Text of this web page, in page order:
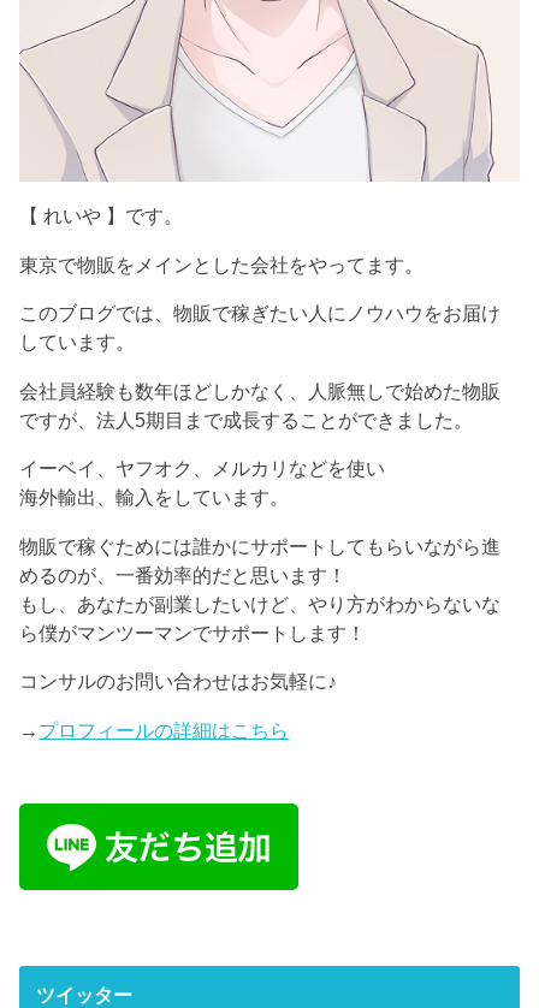
【 れいや 】です。
東京で物販をメインとした会社をやってます。
このブログでは、物販で稼ぎたい人にノウハウをお届け
しています。
会社員経験も数年ほどしかなく、人脈無しで始めた物販
ですが、法人5期目まで成長することができました。
イーベイ、ヤフオク、メルカリなどを使い
海外輸出、輸入をしています。
物販で稼ぐためには誰かにサポートしてもらいながら進
めるのが、一番効率的だと思います！
もし、あなたが副業したいけど、やり方がわからないな
ら僕がマンツーマンでサポートします！
コンサルのお問い合わせはお気軽に♪
→ プロフィールの詳細はこちら
ツイッター